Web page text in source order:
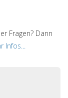
Fragen? Dann
Infos...